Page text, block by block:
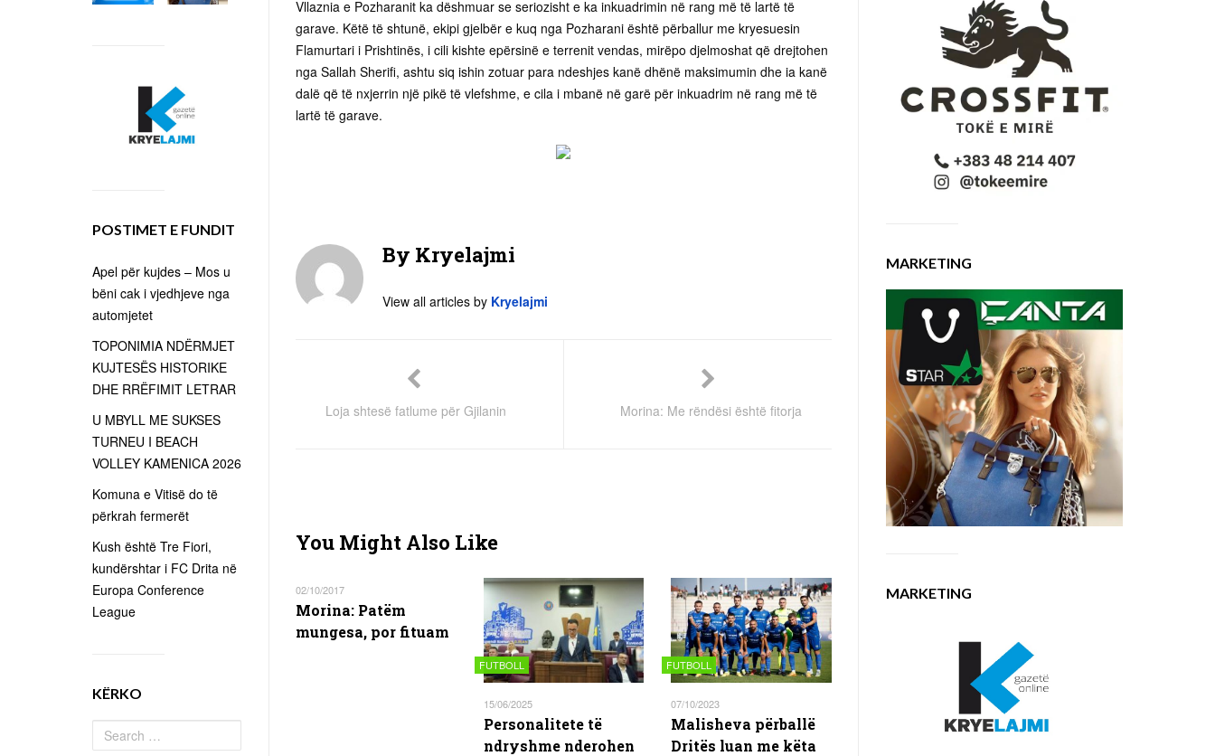
Vllaznia e Pozharanit ka dëshmuar se seriozisht e ka inkuadrimin në rang më të lartë të
garave. Këtë të shtunë, ekipi gjelbër e kuq nga Pozharani është përballur me kryesuesin
Flamurtari i Prishtinës, i cili kishte epërsinë e terrenit vendas, mirëpo djelmoshat që drejtohen
nga Sallah Sherifi, ashtu siq ishin zotuar para ndeshjes kanë dhënë maksimumin dhe ia kanë
dalë që të nxjerrin një pikë të vlefshme, e cila i mbanë në garë për inkuadrim në rang më të
lartë të garave.
By Kryelajmi
View all articles by Kryelajmi
Loja shtesë fatlume për Gjilanin Morina: Me rëndësi është fitorja
You Might Also Like
02/10/2017
Morina: Patëm
mungesa, por fituam
FUTBOLL
15/06/2025
Personalitete të
ndryshme nderohen
FUTBOLL
07/10/2023
Malisheva përballë
Dritës luan me këta
MARKETING
MARKETING
POSTIMET E FUNDIT
Apel për kujdes – Mos u
bëni cak i vjedhjeve nga
automjetet
TOPONIMIA NDËRMJET
KUJTESËS HISTORIKE
DHE RRËFIMIT LETRAR
U MBYLL ME SUKSES
TURNEU I BEACH
VOLLEY KAMENICA 2026
Komuna e Vitisë do të
përkrah fermerët
Kush është Tre Fiori,
kundërshtar i FC Drita në
Europa Conference
League
KËRKO